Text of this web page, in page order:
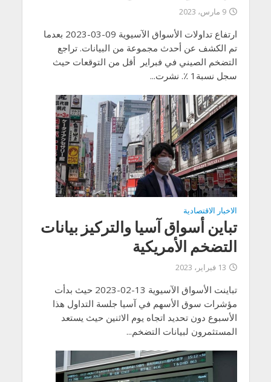
9 مارس، 2023
ارتفاع تداولات الأسواق الآسيوية 09-03-2023 بعدما
تم الكشف عن أحدث مجموعة من البيانات. تراجع
التضخم الصيني في فبراير أقل من التوقعات حيث
سجل نسبة1 ٪. نشرت...
الاخبار الاقتصادية
تباين أسواق آسيا والتركيز بيانات
التضخم الأمريكية
13 فبراير، 2023
تباينت الأسواق الآسيوية 13-02-2023 حيث بدأت
مؤشرات سوق الأسهم في آسيا جلسة التداول هذا
الأسبوع دون تحديد اتجاه يوم الاثنين حيث يستعد
المستثمرون لبيانات التضخم...